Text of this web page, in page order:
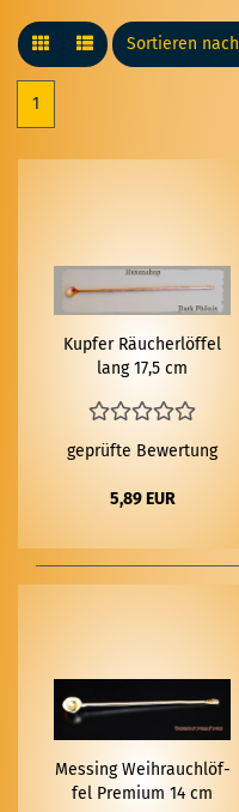
Sortieren nach
Sortieren nach
1
Kup­fer Räu­cher­löf­fel
lang 17,5 cm
geprüfte Bewertung
5,89 EUR
Mes­sing Weih­rauch­löf­
fel Pre­mi­um 14 cm